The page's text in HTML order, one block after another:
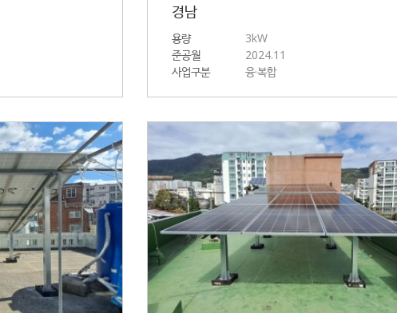
경남
용량
3kW
준공월
2024.11
사업구분
융·복합